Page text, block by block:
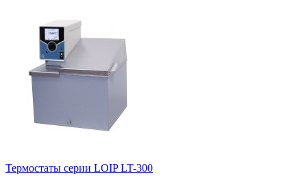
Термостаты серии LOIP LT-300